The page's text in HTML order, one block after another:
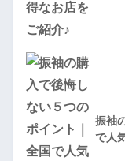
振袖
で人